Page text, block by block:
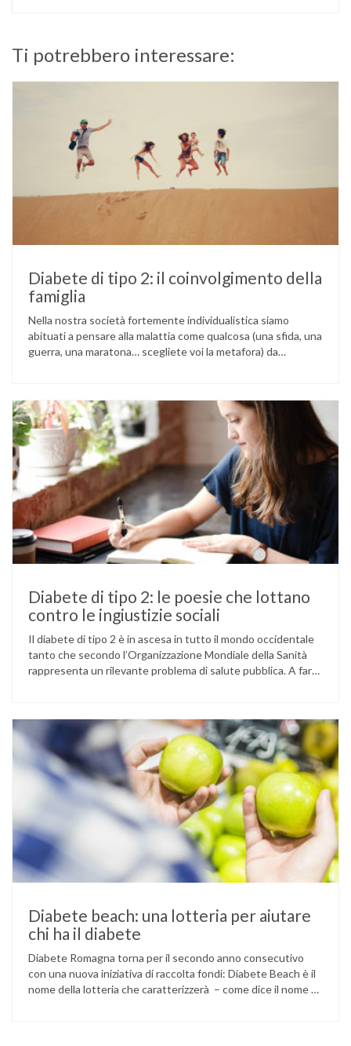
Ti potrebbero interessare:
Diabete di tipo 2: il coinvolgimento della
famiglia
Nella nostra società fortemente individualistica siamo
abituati a pensare alla malattia come qualcosa (una sfida, una
guerra, una maratona… scegliete voi la metafora) da
le avversità della vita può essere un forte stimolo a reagire
con responsabilità …
Diabete di tipo 2: le poesie che lottano
contro le ingiustizie sociali
Il diabete di tipo 2 è in ascesa in tutto il mondo occidentale
tanto che secondo l’Organizzazione Mondiale della Sanità
rappresenta un rilevante problema di salute pubblica. A fare
che la salute non è esclusivamente un problema individuale
Diabete beach: una lotteria per aiutare
chi ha il diabete
Diabete Romagna torna per il secondo anno consecutivo
con una nuova iniziativa di raccolta fondi: Diabete Beach è il
nome della lotteria che caratterizzerà – come dice il nome –